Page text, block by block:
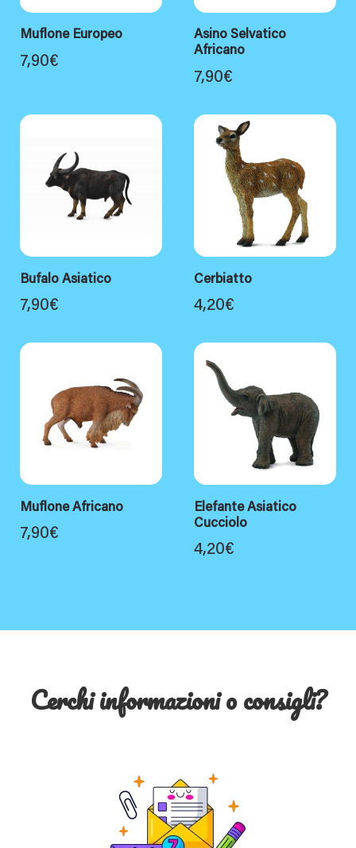
Muflone Europeo
7,90€
Asino Selvatico
Africano
7,90€
Bufalo Asiatico
7,90€
Cerbiatto
4,20€
Muflone Africano
7,90€
Elefante Asiatico
Cucciolo
4,20€
Cerchi informazioni o consigli?